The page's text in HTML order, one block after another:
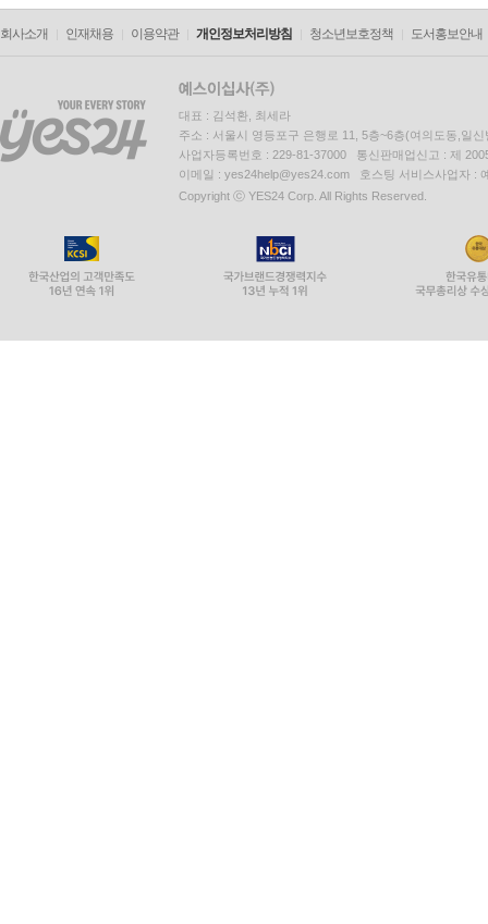
회사소개 인재채용 이용약관 개인정보처리방침 청소년보호정책 도서홍보안내
대표 : 김석환, 최세라
주소 : 서울시 영등포구 은행로 11, 5층~6층(여의도동,일신
사업자등록번호 : 229-81-37000 통신판매업신고 : 제
이메일 : yes24help@yes24.com 호스팅 서비스사업자 :
Copyright ⓒ YES24 Corp. All Rights Reserved.